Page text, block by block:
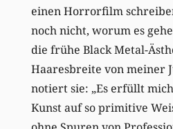
einen Horrorfilm
noch nicht, worum es
die frühe Black Metal-
Haaresbreite von meiner
notiert sie: „Es erfüllt
Kunst auf so primitive